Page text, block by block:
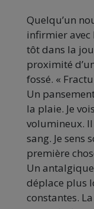
Quelqu’un
infirmier avec
tôt dans la
proximité
fossé. «
Un
la plaie. Je
volumineux. Il
sang. Je sens
première
Un
déplace plus
constantes.